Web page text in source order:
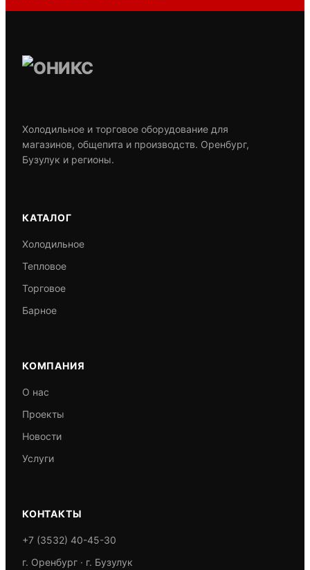
Холодильное и торговое оборудование для
магазинов, общепита и производств. Оренбург,
Бузулук и регионы.
КАТАЛОГ
Холодильное
Тепловое
Торговое
Барное
КОМПАНИЯ
О нас
Проекты
Новости
Услуги
КОНТАКТЫ
+7 (3532) 40-45-30
г. Оренбург · г. Бузулук